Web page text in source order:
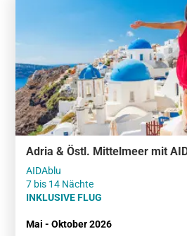
Adria & Östl. Mittelmeer mit
AIDAblu
7 bis 14 Nächte
INKLUSIVE FLUG
Mai - Oktober 2026